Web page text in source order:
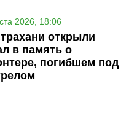
2026, 18:06
открыли
в память о
погибшем под